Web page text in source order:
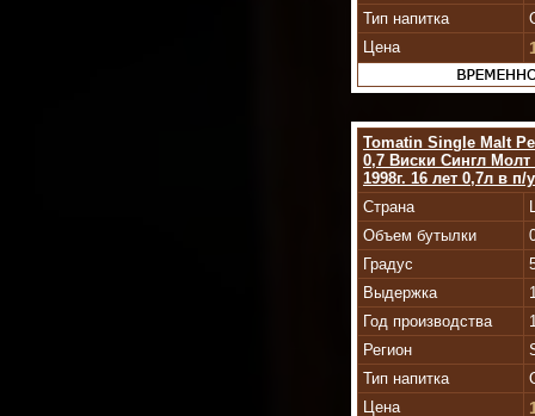
Тип напитка
Цена
Tomatin Single Malt
0,7 Виски Сингл
1998г. 16 лет 0,7л в п/у
Страна
Объем бутылки
Градус
Выдержка
Год производства
Регион
Тип напитка
Цена